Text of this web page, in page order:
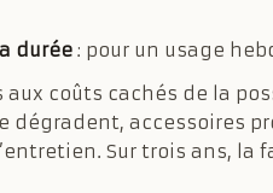
durée : pour un usage
coûts cachés de la
dégradent, accessoires
Sur trois ans, la